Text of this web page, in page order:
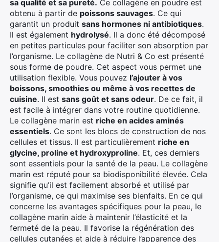
sa qualité et sa pureté. Ce collagène en poudre est
obtenu à partir de poissons sauvages. Ce qui
garantit un produit sans hormones ni antibiotiques.
Il est également hydrolysé. Il a donc été décomposé
en petites particules pour faciliter son absorption par
l’organisme. Le collagène de Nutri & Co est présenté
sous forme de poudre. Cet aspect vous permet une
utilisation flexible. Vous pouvez l’ajouter à vos
boissons, smoothies ou même à vos recettes de
cuisine. Il est sans goût et sans odeur. De ce fait, il
est facile à intégrer dans votre routine quotidienne.
Le collagène marin est riche en acides aminés
essentiels. Ce sont les blocs de construction de nos
cellules et tissus. Il est particulièrement riche en
glycine, proline et hydroxyproline. Et, ces derniers
sont essentiels pour la santé de la peau. Le collagène
marin est réputé pour sa biodisponibilité élevée. Cela
signifie qu’il est facilement absorbé et utilisé par
l’organisme, ce qui maximise ses bienfaits. En ce qui
concerne les avantages spécifiques pour la peau, le
collagène marin aide à maintenir l’élasticité et la
fermeté de la peau. Il favorise la régénération des
cellules cutanées et aide à réduire l’apparence des